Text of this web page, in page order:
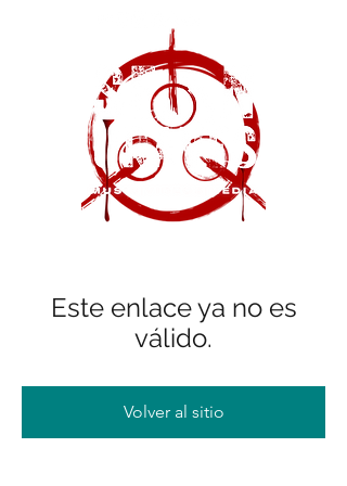
Este enlace ya no es
válido.
Volver al sitio